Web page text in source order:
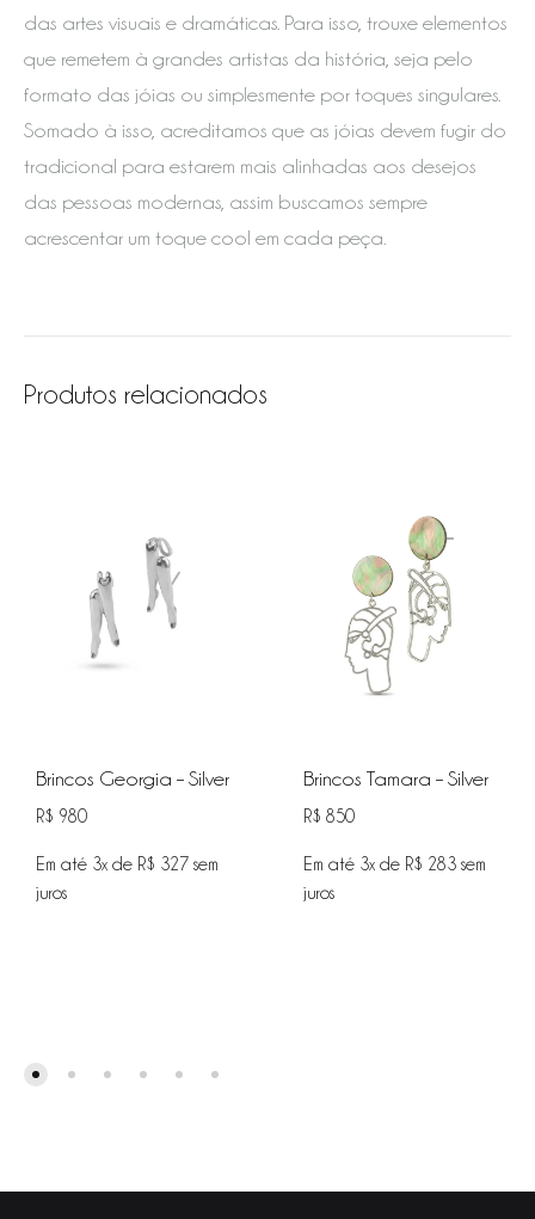
das artes visuais e dramáticas. Para isso, trouxe elementos
que remetem à grandes artistas da história, seja pelo
formato das jóias ou simplesmente por toques singulares.
Somado à isso, acreditamos que as jóias devem fugir do
tradicional para estarem mais alinhadas aos desejos
das pessoas modernas, assim buscamos sempre
acrescentar um toque cool em cada peça.
Produtos relacionados
Brincos Georgia – Silver
R$ 980
Em até 3x de R$ 327 sem
juros
Brincos Tamara – Silver
R$ 850
Em até 3x de R$ 283 sem
juros